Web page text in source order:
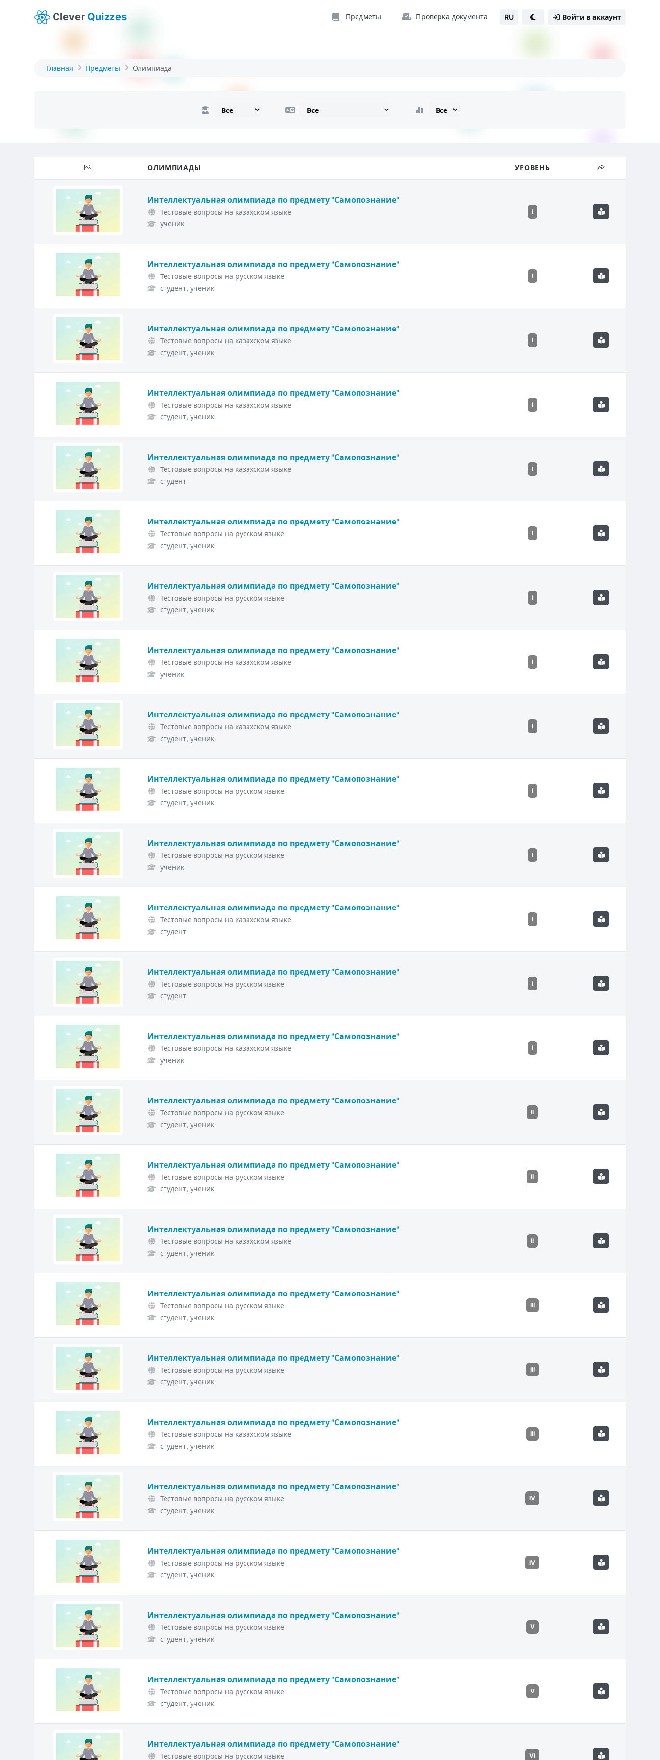
Clever Quizzes Предметы Проверка документа RU Войти в аккаунт
Главная Предметы Олимпиада
ОЛИМПИАДЫ УРОВЕНЬ
Интеллектуальная олимпиада по предмету "Самопознание"
Тестовые вопросы на казахском языке
ученик
I
Интеллектуальная олимпиада по предмету "Самопознание"
Тестовые вопросы на русском языке
студент, ученик
I
Интеллектуальная олимпиада по предмету "Самопознание"
Тестовые вопросы на казахском языке
студент, ученик
I
Интеллектуальная олимпиада по предмету "Самопознание"
Тестовые вопросы на казахском языке
студент, ученик
I
Интеллектуальная олимпиада по предмету "Самопознание"
Тестовые вопросы на казахском языке
студент
I
Интеллектуальная олимпиада по предмету "Самопознание"
Тестовые вопросы на русском языке
студент, ученик
I
Интеллектуальная олимпиада по предмету "Самопознание"
Тестовые вопросы на русском языке
студент, ученик
I
Интеллектуальная олимпиада по предмету "Самопознание"
Тестовые вопросы на казахском языке
ученик
I
Интеллектуальная олимпиада по предмету "Самопознание"
Тестовые вопросы на казахском языке
студент, ученик
I
Интеллектуальная олимпиада по предмету "Самопознание"
Тестовые вопросы на русском языке
студент, ученик
I
Интеллектуальная олимпиада по предмету "Самопознание"
Тестовые вопросы на русском языке
ученик
I
Интеллектуальная олимпиада по предмету "Самопознание"
Тестовые вопросы на казахском языке
студент
I
Интеллектуальная олимпиада по предмету "Самопознание"
Тестовые вопросы на русском языке
студент
I
Интеллектуальная олимпиада по предмету "Самопознание"
Тестовые вопросы на казахском языке
ученик
I
Интеллектуальная олимпиада по предмету "Самопознание"
Тестовые вопросы на русском языке
студент, ученик
II
Интеллектуальная олимпиада по предмету "Самопознание"
Тестовые вопросы на русском языке
студент, ученик
II
Интеллектуальная олимпиада по предмету "Самопознание"
Тестовые вопросы на казахском языке
студент, ученик
II
Интеллектуальная олимпиада по предмету "Самопознание"
Тестовые вопросы на русском языке
студент, ученик
III
Интеллектуальная олимпиада по предмету "Самопознание"
Тестовые вопросы на русском языке
студент, ученик
III
Интеллектуальная олимпиада по предмету "Самопознание"
Тестовые вопросы на казахском языке
студент, ученик
III
Интеллектуальная олимпиада по предмету "Самопознание"
Тестовые вопросы на русском языке
студент, ученик
IV
Интеллектуальная олимпиада по предмету "Самопознание"
Тестовые вопросы на русском языке
студент, ученик
IV
Интеллектуальная олимпиада по предмету "Самопознание"
Тестовые вопросы на русском языке
студент, ученик
V
Интеллектуальная олимпиада по предмету "Самопознание"
Тестовые вопросы на русском языке
студент, ученик
V
Интеллектуальная олимпиада по предмету "Самопознание"
Тестовые вопросы на русском языке VI